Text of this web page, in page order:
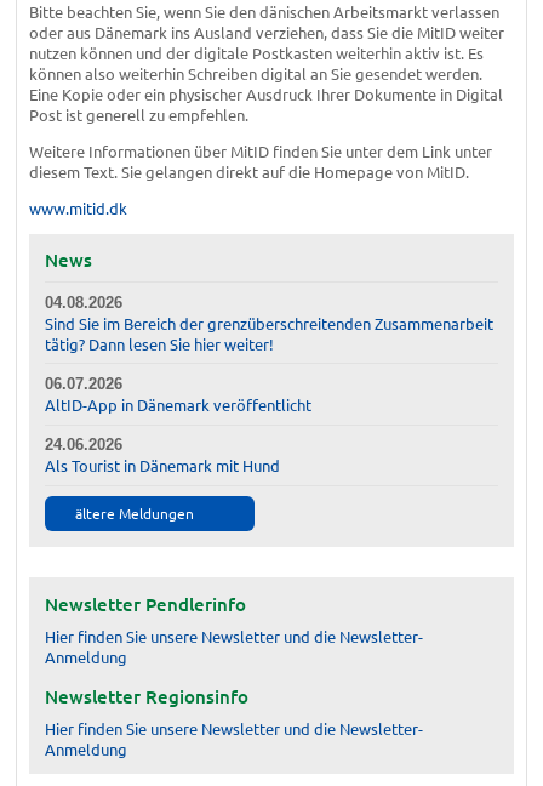
Bitte beachten Sie, wenn Sie den dänischen Arbeitsmarkt verlassen
oder aus Dänemark ins Ausland verziehen, dass Sie die MitID weiter
nutzen können und der digitale Postkasten weiterhin aktiv ist. Es
können also weiterhin Schreiben digital an Sie gesendet werden.
Eine Kopie oder ein physischer Ausdruck Ihrer Dokumente in Digital
Post ist generell zu empfehlen.
Weitere Informationen über MitID finden Sie unter dem Link unter
diesem Text. Sie gelangen direkt auf die Homepage von MitID.
www.mitid.dk
News
04.08.2026
Sind Sie im Bereich der grenzüberschreitenden Zusammenarbeit
tätig? Dann lesen Sie hier weiter!
06.07.2026
AltID-App in Dänemark veröffentlicht
24.06.2026
Als Tourist in Dänemark mit Hund
ältere Meldungen
Newsletter Pendlerinfo
Hier finden Sie unsere Newsletter und die Newsletter-
Anmeldung
Newsletter Regionsinfo
Hier finden Sie unsere Newsletter und die Newsletter-
Anmeldung